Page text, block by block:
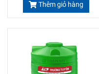
Thêm giỏ hàng